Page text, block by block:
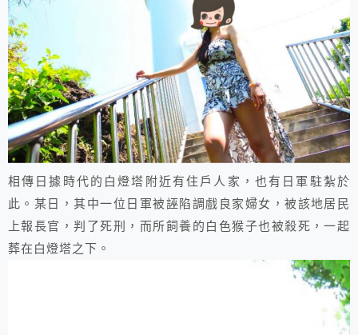
相傳日據時代的白燈塔附近有住戶人家，也有日軍駐紮於
此。某日，其中一位日軍被誣陷調戲良家婦女，被該地居民
上報長官，判了死刑，而所飼養的白色猴子也被殺死，一起
葬在白燈塔之下。